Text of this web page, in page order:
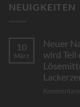
NEUIGKEITEN
10
März
Neuer
wird Teil